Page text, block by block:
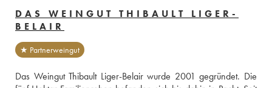
DAS WEINGUT THIBAULT LIGER-
BELAIR
★ Partnerweingut
Das Weingut Thibault Liger-Belair wurde 2001 gegründet. Die